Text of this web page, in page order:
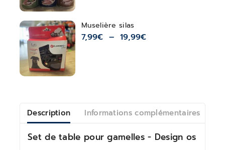
Muselière silas
7,99€ – 19,99€
Description Informations complémentaires
Set de table pour gamelles - Design os